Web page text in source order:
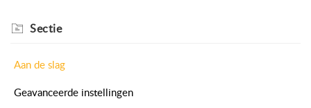
Sectie
Aan de slag
Geavanceerde instellingen